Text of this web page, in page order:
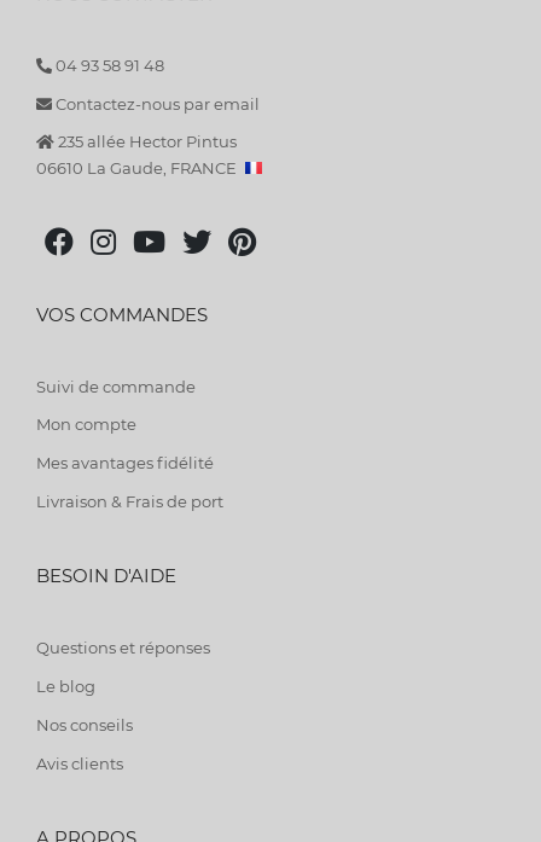
04 93 58 91 48
Contactez-nous par email
235 allée Hector Pintus
06610 La Gaude, FRANCE
VOS COMMANDES
Suivi de commande
Mon compte
Mes avantages fidélité
Livraison & Frais de port
BESOIN D'AIDE
Questions et réponses
Le blog
Nos conseils
Avis clients